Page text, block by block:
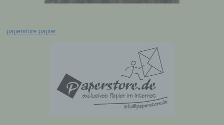
paperstore papier
mittels einer entsprechenden Einstellung des
der Setzung von Cookies dauerhaft
widersprechen. Ferner können bereits gesetzte
Cookies jederzeit über einen Internetbrowser oder
andere Softwareprogramme gelöscht werden. Dies
ist in allen gängigen Internetbrowsern möglich.
Deaktiviert die betroffene Person die Setzung von
Cookies in dem genutzten Internetbrowser, sind